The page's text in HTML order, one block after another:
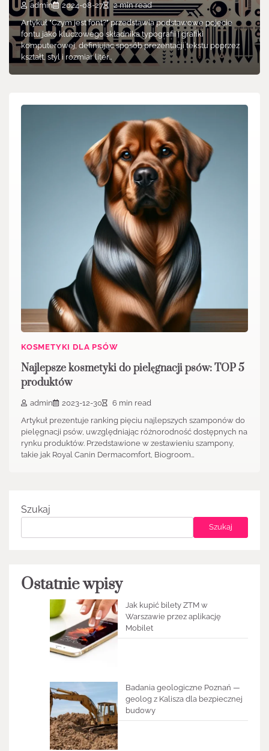
admin 2024-08-27
2 min read
Artykuł "Czym jest font?" przedstawia podstawowe pojęcie
fontu jako kluczowego składnika typografii i grafiki
komputerowej, definiując sposób prezentacji tekstu poprzez
kształt, styl i rozmiar liter…
KOSMETYKI DLA PSÓW
Najlepsze kosmetyki do pielęgnacji psów: TOP 5
produktów
admin 2023-12-30
6 min read
Artykuł prezentuje ranking pięciu najlepszych szamponów do
pielęgnacji psów, uwzględniając różnorodność dostępnych na
rynku produktów. Przedstawione w zestawieniu szampony,
takie jak Royal Canin Dermacomfort, Biogroom…
Szukaj
Szukaj
Ostatnie wpisy
Jak kupić bilety ZTM w
Warszawie przez aplikację
Mobilet
Badania geologiczne Poznań —
geolog z Kalisza dla bezpiecznej
budowy